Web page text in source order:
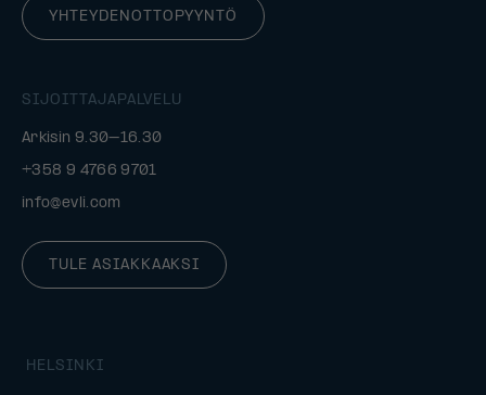
YHTEYDENOTTOPYYNTÖ
SIJOITTAJAPALVELU
Arkisin 9.30–16.30
+358 9 4766 9701
info@evli.com
TULE ASIAKKAAKSI
HELSINKI